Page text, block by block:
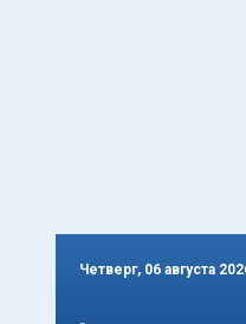
Четверг, 06 августа